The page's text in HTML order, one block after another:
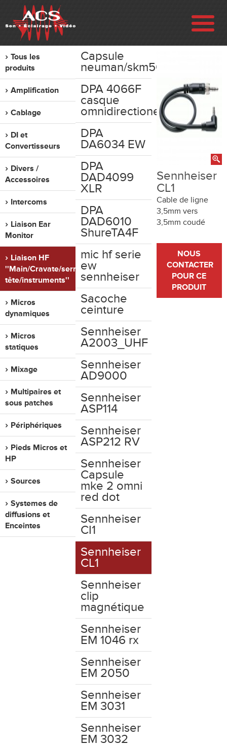
ENTREPRISE
RÉALISATIONS
VENTE
OCCASION
CONTACT
Tous les
produits
Amplification
Cablage
DI et
Convertisseurs
Divers /
Accessoires
Intercoms
Liaison Ear
Monitor
Liaison HF
''Main/Cravate/serre
tête/instruments''
Micros
dynamiques
Micros
statiques
Mixage
Multipaires et
sous patches
Périphériques
Pieds Micros et
HP
Sources
Systemes de
diffusions et
Enceintes
Capsule
neuman/skm5000
DPA 4066F
casque
omnidirectionel
DPA
DA6034 EW
DPA
DAD4099
XLR
DPA
DAD6010
ShureTA4F
mic hf serie
ew
sennheiser
Sacoche
ceinture
Sennheiser
A2003_UHF
Sennheiser
AD9000
Sennheiser
ASP114
Sennheiser
ASP212 RV
Sennheiser
Capsule
mke 2 omni
red dot
Sennheiser
CI1
Sennheiser
CL1
Sennheiser
clip
magnétique
Sennheiser
EM 1046 rx
Sennheiser
EM 2050
Sennheiser
EM 3031
Sennheiser
EM 3032
Sennheiser
CL1
Cable de ligne
3,5mm vers
3,5mm coudé
NOUS
CONTACTER
POUR CE
PRODUIT